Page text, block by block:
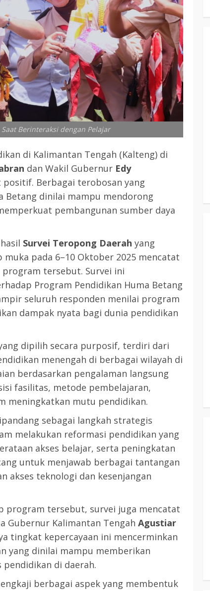
Berinteraksi dengan Pelajar
di Kalimantan Tengah (Kalteng) di
dan Wakil Gubernur Edy
positif. Berbagai terobosan yang
Betang dinilai mampu mendorong
pembangunan sumber daya
Survei Teropong Daerah yang
pada 6–10 Oktober 2025 mencatat
tersebut. Survei ini
Program Pendidikan Huma Betang
seluruh responden menilai program
dampak nyata bagi dunia pendidikan
dipilih secara purposif, terdiri dari
menengah di berbagai wilayah di
berdasarkan pengalaman langsung
fasilitas, metode pembelajaran,
meningkatkan mutu pendidikan.
sebagai langkah strategis
melakukan reformasi pendidikan yang
akses belajar, serta peningkatan
untuk menjawab berbagai tantangan
akses teknologi dan kesenjangan
program tersebut, survei juga mencatat
Gubernur Kalimantan Tengah Agustiar
tingkat kepercayaan ini mencerminkan
yang dinilai mampu memberikan
di daerah.
berbagai aspek yang membentuk
3 min read
Pemkab Katingan dan Balai TN
Sebangau Perkuat Sinergi Jaga
Kawasan Konservasi dan Gambut